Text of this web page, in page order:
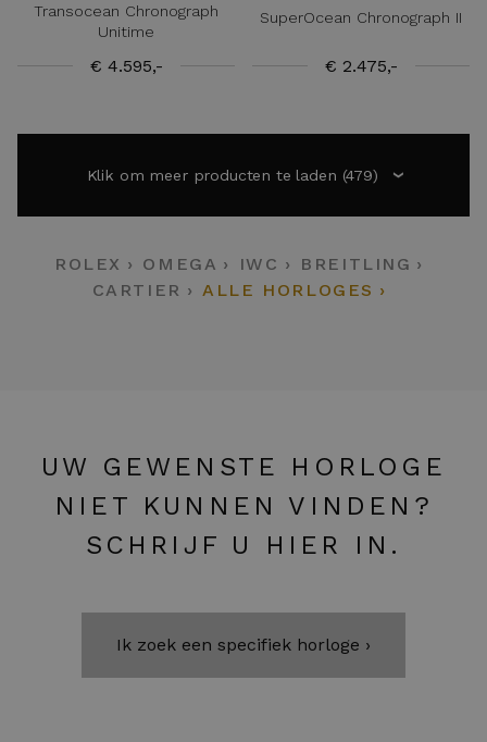
Transocean Chronograph
Unitime
€ 4.595,-
SuperOcean Chronograph II
€ 2.475,-
Klik om meer producten te laden (479) ›
ROLEX OMEGA IWC
BREITLING
CARTIER
ALLE HORLOGES
UW GEWENSTE HORLOGE
NIET KUNNEN VINDEN?
SCHRIJF U HIER IN.
Ik zoek een specifiek horloge ›